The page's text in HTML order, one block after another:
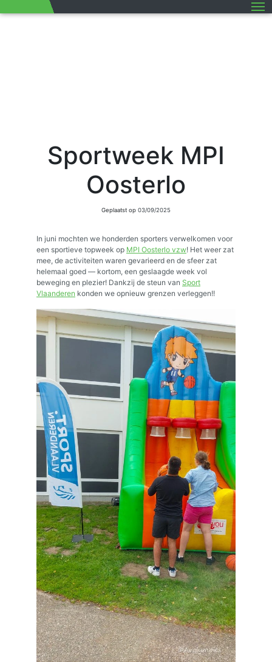
Sportweek MPI
Oosterlo
Geplaatst op 03/09/2025
In juni mochten we honderden sporters verwelkomen voor
een sportieve topweek op MPI Oosterlo vzw! Het weer zat
mee, de activiteiten waren gevarieerd en de sfeer zat
helemaal goed — kortom, een geslaagde week vol
beweging en plezier! Dankzij de steun van Sport
Vlaanderen konden we opnieuw grenzen verleggen!!